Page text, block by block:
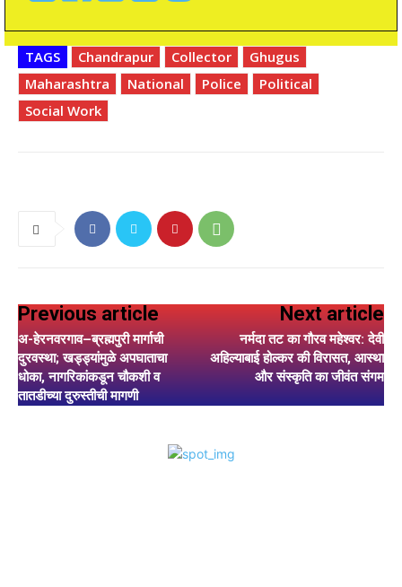
TAGS Chandrapur Collector
Ghugus
Maharashtra
National Police
Political
Social Work
Previous article
अ-हेरनवरगाव–ब्रह्मपुरी मार्गाची
दुरवस्था; खड्ड्यांमुळे अपघाताचा
धोका, नागरिकांकडून चौकशी व
तातडीच्या दुरुस्तीची मागणी
Next article
नर्मदा तट का गौरव महेश्वर: देवी
अहिल्याबाई होल्कर की विरासत, आस्था
और संस्कृति का जीवंत संगम